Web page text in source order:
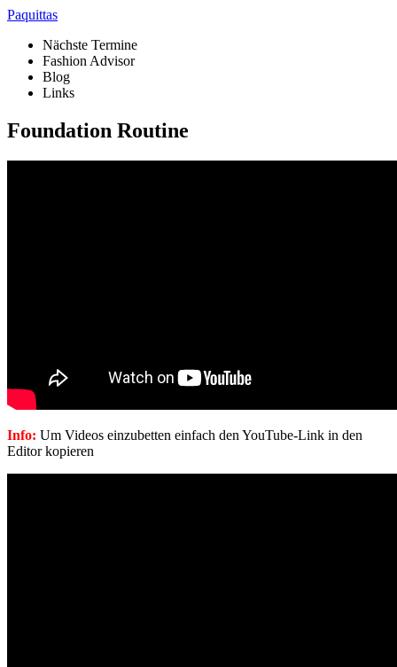
Paquittas
Nächste Termine
Fashion Advisor
Blog
Links
Foundation Routine
Info: Um Videos einzubetten einfach den YouTube-Link in den
Editor kopieren